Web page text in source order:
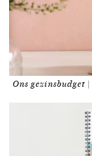
Ons gezinsbudget